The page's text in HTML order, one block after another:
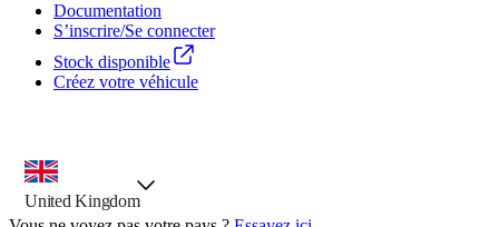
Documentation
S’inscrire/Se connecter
Stock disponible
Créez votre véhicule
outil de sélection de pays, option présélectionnée
United Kingdom